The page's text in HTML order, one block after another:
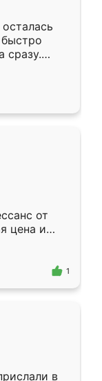
сразу.
к
Собрали
даже
от
цена и
1
в